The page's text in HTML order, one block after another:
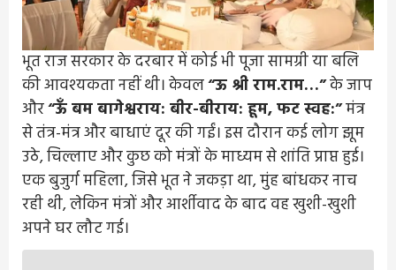
भूत राज सरकार के दरबार में कोई भी पूजा सामग्री या बलि
की आवश्यकता नहीं थी। केवल“ऊ श्री राम.राम…”के जाप
और“ऊँ बम बागेश्वराय: बीर-बीराय: हूम, फट स्वह:”मंत्र
से तंत्र-मंत्र और बाधाएं दूर की गईं। इस दौरान कई लोग झूम
उठे, चिल्लाए और कुछ को मंत्रों के माध्यम से शांति प्राप्त हुई।
एक बुजुर्ग महिला, जिसे भूत ने जकड़ा था, मुंह बांधकर नाच
रही थी, लेकिन मंत्रों और आर्शीवाद के बाद वह खुशी-खुशी
अपने घर लौट गई।